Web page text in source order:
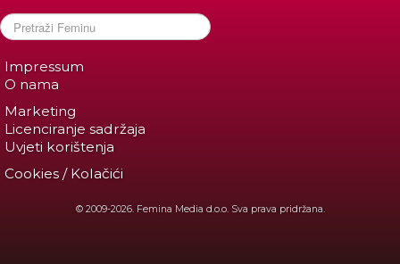
Impressum
O nama
Marketing
Licenciranje sadržaja
Uvjeti korištenja
Cookies / Kolačići
© 2009-2026. Femina Media d.o.o. Sva prava pridržana.